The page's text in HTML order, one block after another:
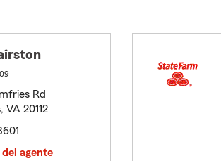
Rd
VA 20112
agente